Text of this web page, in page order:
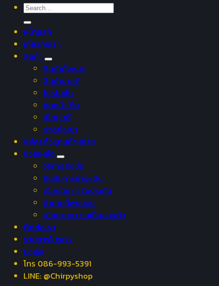
Search
for:
หน้าแรก
เกี่ยวกับเรา
สินค้า
สินค้าทั้งหมด
สินค้าขายดี
โปรโมชั่น
ชุดหน้าเด็ก
เซ็ตหุ่นดี
ปวดข้อเข่า
สมัครตัวแทนจำหน่าย
ช่วยเหลือ
วิธีการสั่งซื้อ
ยืนยันการชำระเงิน
เงื่อนไขการรับประกัน
คำถามที่พบบ่อย
นโยบายควาามเป็นส่วนตัว
ติดต่อเรา
รายการโปรด +
Login
โทร 086-993-5391
LINE: @Chirpyshop